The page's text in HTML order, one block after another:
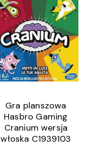
Gra planszowa
Hasbro Gaming
Cranium wersja
włoska C1939103